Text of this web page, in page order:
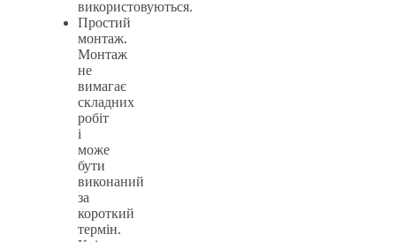
використовуються.
Простий
монтаж.
Монтаж
не
вимагає
складних
робіт
і
може
бути
виконаний
за
короткий
термін.